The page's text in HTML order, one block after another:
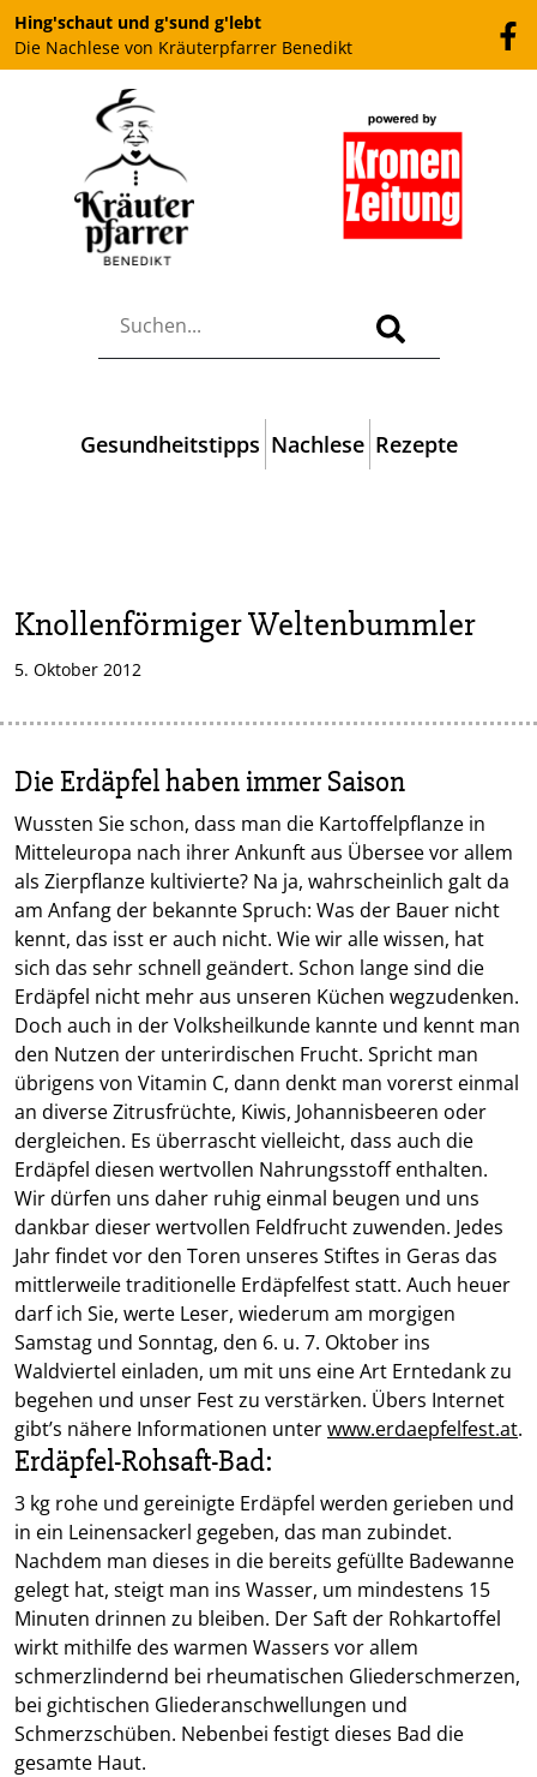
Hing'schaut und g'sund g'lebt
Die Nachlese von Kräuterpfarrer Benedikt
Gesundheitstipps Nachlese Rezepte
Knollenförmiger Weltenbummler
5. Oktober 2012
Die Erdäpfel haben immer Saison
Wussten Sie schon, dass man die Kartoffelpflanze in
Mitteleuropa nach ihrer Ankunft aus Übersee vor allem
als Zierpflanze kultivierte? Na ja, wahrscheinlich galt da
am Anfang der bekannte Spruch: Was der Bauer nicht
kennt, das isst er auch nicht. Wie wir alle wissen, hat
sich das sehr schnell geändert. Schon lange sind die
Erdäpfel nicht mehr aus unseren Küchen wegzudenken.
Doch auch in der Volksheilkunde kannte und kennt man
den Nutzen der unterirdischen Frucht. Spricht man
übrigens von Vitamin C, dann denkt man vorerst einmal
an diverse Zitrusfrüchte, Kiwis, Johannisbeeren oder
dergleichen. Es überrascht vielleicht, dass auch die
Erdäpfel diesen wertvollen Nahrungsstoff enthalten.
Wir dürfen uns daher ruhig einmal beugen und uns
dankbar dieser wertvollen Feldfrucht zuwenden. Jedes
Jahr findet vor den Toren unseres Stiftes in Geras das
mittlerweile traditionelle Erdäpfelfest statt. Auch heuer
darf ich Sie, werte Leser, wiederum am morgigen
Samstag und Sonntag, den 6. u. 7. Oktober ins
Waldviertel einladen, um mit uns eine Art Erntedank zu
begehen und unser Fest zu verstärken. Übers Internet
gibt’s nähere Informationen unterwww.erdaepfelfest.at.
Erdäpfel-Rohsaft-Bad:
3 kg rohe und gereinigte Erdäpfel werden gerieben und
in ein Leinensackerl gegeben, das man zubindet.
Nachdem man dieses in die bereits gefüllte Badewanne
gelegt hat, steigt man ins Wasser, um mindestens 15
Minuten drinnen zu bleiben. Der Saft der Rohkartoffel
wirkt mithilfe des warmen Wassers vor allem
schmerzlindernd bei rheumatischen Gliederschmerzen,
bei gichtischen Gliederanschwellungen und
Schmerzschüben. Nebenbei festigt dieses Bad die
gesamte Haut.